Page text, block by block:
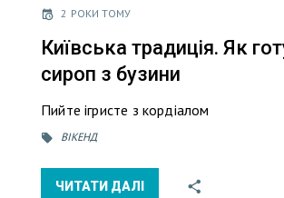
2 РОКИ ТОМУ
Київська традиція. Як
сироп з бузини
Пийте ігристе з кордіалом
ВІКЕНД
ЧИТАТИ ДАЛІ